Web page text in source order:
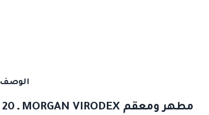
الوصف
مطهر ومعقم MORGAN VIRODEX ـ 20 لتر قائم على 5% بيراسيتك اسيد